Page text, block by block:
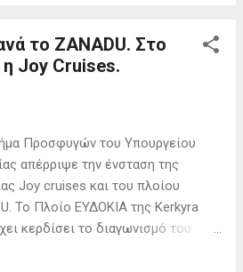
Με την παρέμβαση αυτή, ζητείται
δ...
Δημοτικές Ενότητες του Δήμου
και των Διαπόντιων
δημοτικού δικτύου
συλλογής αποβλήτων
και ηλεκτρικού εξοπλισμού
ότι αυτό συμβαίνει για
στο σύνολο των διοικητικών
το ZANADU. Στο
Joy Cruises.
Προσφυγών του Υπουργείου
απέρριψε την ένσταση της
Joy cruises και του πλοίου
To Πλοίο ΕΥΔΟΚΙΑ της Kerkyra
κερδίσει το διαγωνισμό του